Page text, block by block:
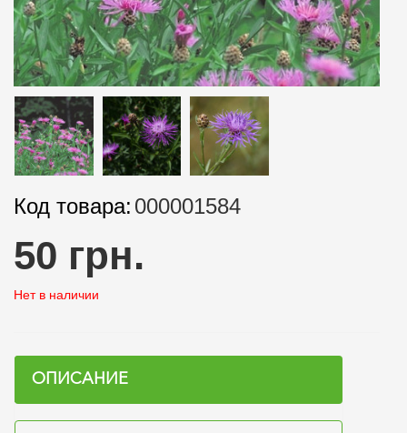
Код товара: 000001584
50 грн.
Нет в наличии
ОПИСАНИЕ